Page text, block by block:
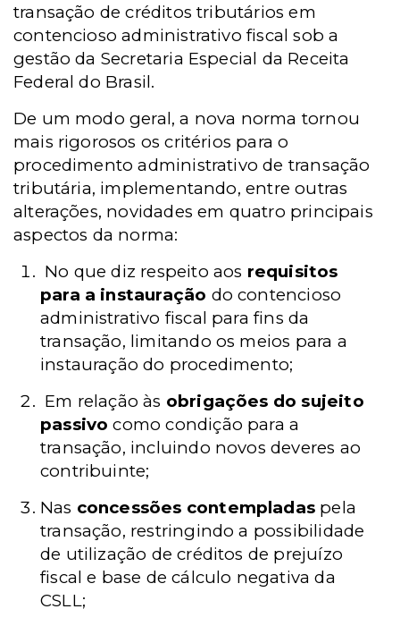
transação de créditos tributários em
contencioso administrativo fiscal sob a
gestão da Secretaria Especial da Receita
Federal do Brasil.
De um modo geral, a nova norma tornou
mais rigorosos os critérios para o
procedimento administrativo de transação
tributária, implementando, entre outras
alterações, novidades em quatro principais
aspectos da norma:
No que diz respeito aos requisitos
para a instauração do contencioso
administrativo fiscal para fins da
transação, limitando os meios para a
instauração do procedimento;
Em relação às obrigações do sujeito
passivo como condição para a
transação, incluindo novos deveres ao
contribuinte;
Nas concessões contempladas pela
transação, restringindo a possibilidade
de utilização de créditos de prejuízo
fiscal e base de cálculo negativa da
CSLL;